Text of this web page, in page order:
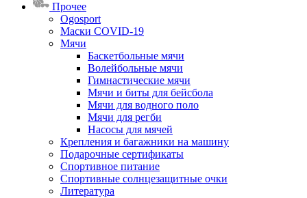
Прочее
Ogosport
Маски COVID-19
Мячи
Баскетбольные мячи
Волейбольные мячи
Гимнастические мячи
Мячи и биты для бейсбола
Мячи для водного поло
Мячи для регби
Насосы для мячей
Крепления и багажники на машину
Подарочные сертификаты
Спортивное питание
Спортивные солнцезащитные очки
Литература